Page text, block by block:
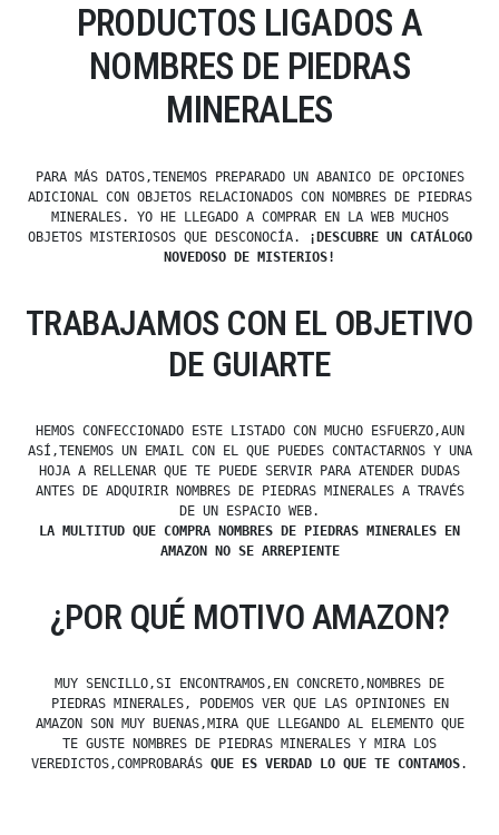
PRODUCTOS LIGADOS A
NOMBRES DE PIEDRAS
MINERALES
PARA MÁS DATOS,TENEMOS PREPARADO UN ABANICO DE OPCIONES
ADICIONAL CON OBJETOS RELACIONADOS CON NOMBRES DE PIEDRAS
MINERALES. YO HE LLEGADO A COMPRAR EN LA WEB MUCHOS
OBJETOS MISTERIOSOS QUE DESCONOCÍA.
¡DESCUBRE UN CATÁLOGO
NOVEDOSO DE MISTERIOS!
TRABAJAMOS CON EL OBJETIVO
DE GUIARTE
HEMOS CONFECCIONADO ESTE LISTADO CON MUCHO ESFUERZO,AUN
ASÍ,TENEMOS UN EMAIL CON EL QUE PUEDES CONTACTARNOS Y UNA
HOJA A RELLENAR QUE TE PUEDE SERVIR PARA ATENDER DUDAS
ANTES DE ADQUIRIR NOMBRES DE PIEDRAS MINERALES A TRAVÉS
DE UN ESPACIO WEB.
LA MULTITUD QUE COMPRA NOMBRES DE PIEDRAS MINERALES EN
AMAZON NO SE ARREPIENTE
¿POR QUÉ MOTIVO AMAZON?
MUY SENCILLO,SI ENCONTRAMOS,EN CONCRETO,NOMBRES DE
PIEDRAS MINERALES, PODEMOS VER QUE LAS OPINIONES EN
AMAZON SON MUY BUENAS,MIRA QUE LLEGANDO AL ELEMENTO QUE
TE GUSTE NOMBRES DE PIEDRAS MINERALES Y MIRA LOS
VEREDICTOS,COMPROBARÁS QUE ES VERDAD LO QUE TE CONTAMOS.